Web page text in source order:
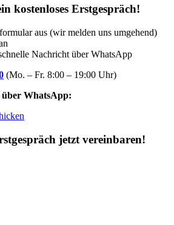
kostenloses Erstgespräch!
aus (wir melden uns umgehend)
Nachricht über WhatsApp
(Mo. – Fr. 8:00 – 19:00 Uhr)
über WhatsApp:
jetzt vereinbaren!